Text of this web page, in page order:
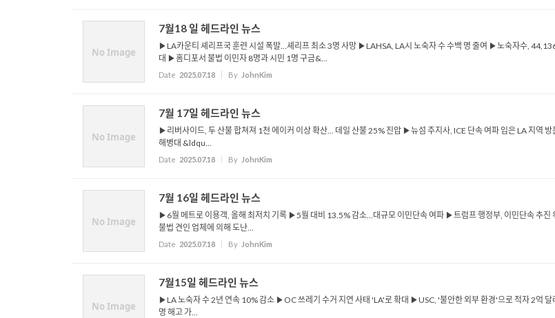
No Image
7월18 일 헤드라인 뉴스
▶LA카운티 셰리프국 훈련 시설 폭발…셰리프 최소 3명 사망 ▶LAHSA, LA시 노숙자 수 수백 명 줄여 ▶노숙자수,
대 ▶홈디포서 불법 이민자 8명과 시민 1명 구금&...
Date 2025.07.18 By JohnKim
No Image
7월 17일 헤드라인 뉴스
▶리버사이드, 두 산불 합쳐져 1천 에이커 이상 확산… 데일 산불 25% 진압 ▶뉴섬 주지사, ICE 단속 여파 입은 LA 지역
해병대 &ldqu...
Date 2025.07.18 By JohnKim
No Image
7월 16일 헤드라인 뉴스
▶6월 메트로 이용객, 올해 최저치 기록 ▶5월 대비 13.5% 감소…대규모 이민단속 여파 ▶트럼프 행정부, 이민단속 추
불법 견인 업체에 의해 도난...
Date 2025.07.18 By JohnKim
No Image
7월15일 헤드라인 뉴스
▶LA 노숙자 수 2년 연속 10% 감소 ▶OC 쓰레기 수거 지연 사태 'LA'로 확대 ▶USC, '불안한 외부 환경'으로 적자 2억
명 해고 가...